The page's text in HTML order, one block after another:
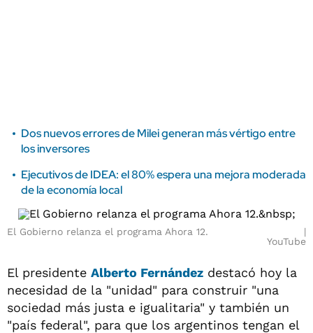
Dos nuevos errores de Milei generan más vértigo entre
los inversores
Ejecutivos de IDEA: el 80% espera una mejora moderada
de la economía local
El Gobierno relanza el programa Ahora 12.
YouTube
El presidente Alberto Fernández destacó hoy la
necesidad de la "unidad" para construir "una
sociedad más justa e igualitaria" y también un
"país federal", para que los argentinos tengan el